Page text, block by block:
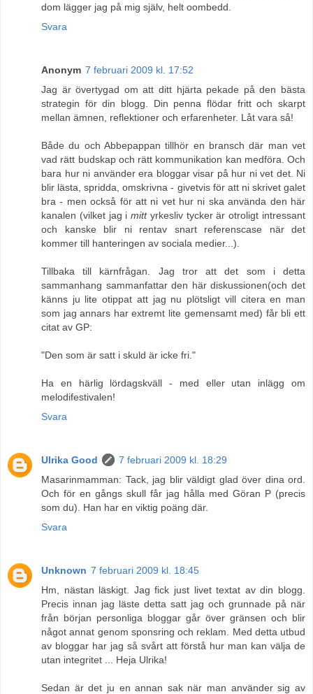
dom lägger jag på mig själv, helt oombedd.
Svara
Anonym 7 februari 2009 kl. 17:52
Jag är övertygad om att ditt hjärta pekade på den bästa
strategin för din blogg. Din penna flödar fritt och skarpt
mellan ämnen, reflektioner och erfarenheter. Låt vara så!
Både du och Abbepappan tillhör en bransch där man vet
vad rätt budskap och rätt kommunikation kan medföra. Och
bara hur ni använder era bloggar visar på hur ni vet det. Ni
blir lästa, spridda, omskrivna - givetvis för att ni skrivet galet
bra - men också för att ni vet hur ni ska använda den här
kanalen (vilket jag imittyrkesliv tycker är otroligt intressant
och kanske blir ni rentav snart referenscase när det
kommer till hanteringen av sociala medier...).
Tillbaka till kärnfrågan. Jag tror att det som i detta
sammanhang sammanfattar den här diskussionen(och det
känns ju lite otippat att jag nu plötsligt vill citera en man
som jag annars har extremt lite gemensamt med) får bli ett
citat av GP:
"Den som är satt i skuld är icke fri."
Ha en härlig lördagskväll - med eller utan inlägg om
melodifestivalen!
Svara
Ulrika Good
7 februari 2009 kl. 18:29
Masarinmamman: Tack, jag blir väldigt glad över dina ord.
Och för en gångs skull får jag hålla med Göran P (precis
som du). Han har en viktig poäng där.
Svara
Unknown 7 februari 2009 kl. 18:45
Hm, nästan läskigt. Jag fick just livet textat av din blogg.
Precis innan jag läste detta satt jag och grunnade på när
från början personliga bloggar går över gränsen och blir
något annat genom sponsring och reklam. Med detta utbud
av bloggar har jag så svårt att förstå hur man kan välja de
utan integritet ... Heja Ulrika!
Sedan är det ju en annan sak när man använder sig av